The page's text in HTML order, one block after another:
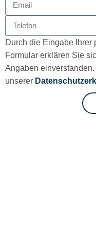
Durch die Eingabe
Formular erklären Sie
Angaben
unserer